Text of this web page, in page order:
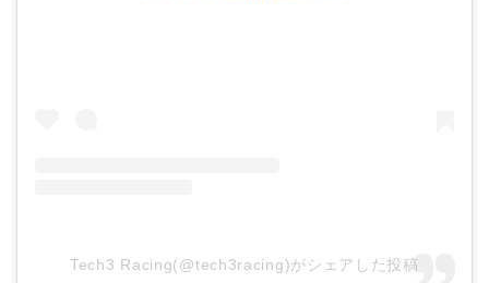
Tech3 Racing(@tech3racing)がシェアした投稿